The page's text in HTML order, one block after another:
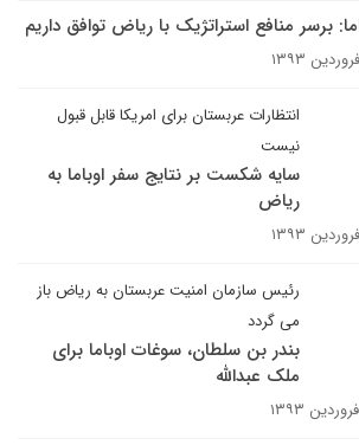
برسر منافع استراتژیک با ریاض توافق داریم
انتظارات عربستان برای امریکا قابل قبول
نیست
سایه شکست بر نتایج سفر اوباما به
ریاض
رئیس سازمان امنیت عربستان به ریاض باز
می گردد
بندر بن سلطان، سوغات اوباما برای
ملک عبدالله